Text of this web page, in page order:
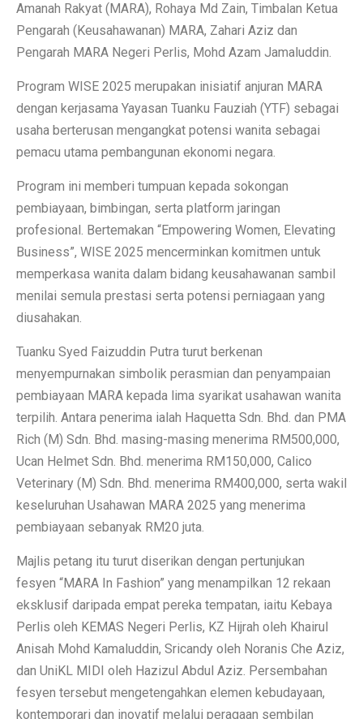
Amanah Rakyat (MARA), Rohaya Md Zain, Timbalan Ketua
Pengarah (Keusahawanan) MARA, Zahari Aziz dan
Pengarah MARA Negeri Perlis, Mohd Azam Jamaluddin.
Program WISE 2025 merupakan inisiatif anjuran MARA
dengan kerjasama Yayasan Tuanku Fauziah (YTF) sebagai
usaha berterusan mengangkat potensi wanita sebagai
pemacu utama pembangunan ekonomi negara.
Program ini memberi tumpuan kepada sokongan
pembiayaan, bimbingan, serta platform jaringan
profesional. Bertemakan “Empowering Women, Elevating
Business”, WISE 2025 mencerminkan komitmen untuk
memperkasa wanita dalam bidang keusahawanan sambil
menilai semula prestasi serta potensi perniagaan yang
diusahakan.
Tuanku Syed Faizuddin Putra turut berkenan
menyempurnakan simbolik perasmian dan penyampaian
pembiayaan MARA kepada lima syarikat usahawan wanita
terpilih. Antara penerima ialah Haquetta Sdn. Bhd. dan PMA
Rich (M) Sdn. Bhd. masing-masing menerima RM500,000,
Ucan Helmet Sdn. Bhd. menerima RM150,000, Calico
Veterinary (M) Sdn. Bhd. menerima RM400,000, serta wakil
keseluruhan Usahawan MARA 2025 yang menerima
pembiayaan sebanyak RM20 juta.
Majlis petang itu turut diserikan dengan pertunjukan
fesyen “MARA In Fashion” yang menampilkan 12 rekaan
eksklusif daripada empat pereka tempatan, iaitu Kebaya
Perlis oleh KEMAS Negeri Perlis, KZ Hijrah oleh Khairul
Anisah Mohd Kamaluddin, Sricandy oleh Noranis Che Aziz,
dan UniKL MIDI oleh Hazizul Abdul Aziz. Persembahan
fesyen tersebut mengetengahkan elemen kebudayaan,
kontemporari dan inovatif melalui peragaan sembilan